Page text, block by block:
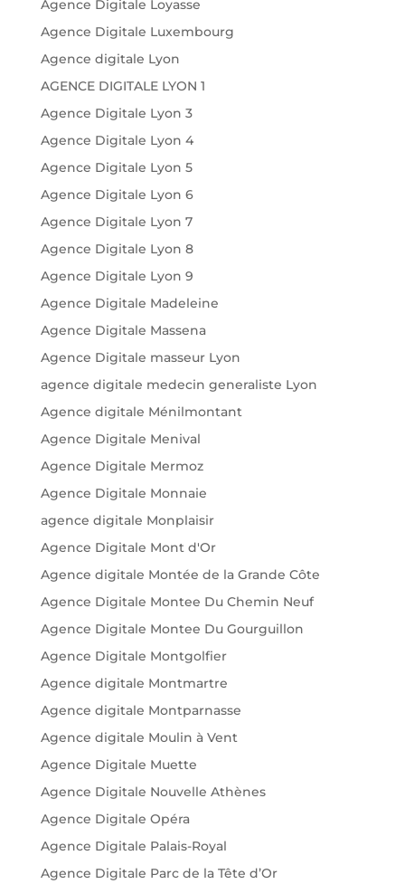
Agence Digitale Loyasse
Agence Digitale Luxembourg
Agence digitale Lyon
AGENCE DIGITALE LYON 1
Agence Digitale Lyon 3
Agence Digitale Lyon 4
Agence Digitale Lyon 5
Agence Digitale Lyon 6
Agence Digitale Lyon 7
Agence Digitale Lyon 8
Agence Digitale Lyon 9
Agence Digitale Madeleine
Agence Digitale Massena
Agence Digitale masseur Lyon
agence digitale medecin generaliste Lyon
Agence digitale Ménilmontant
Agence Digitale Menival
Agence Digitale Mermoz
Agence Digitale Monnaie
agence digitale Monplaisir
Agence Digitale Mont d'Or
Agence digitale Montée de la Grande Côte
Agence Digitale Montee Du Chemin Neuf
Agence Digitale Montee Du Gourguillon
Agence Digitale Montgolfier
Agence digitale Montmartre
Agence digitale Montparnasse
Agence digitale Moulin à Vent
Agence Digitale Muette
Agence Digitale Nouvelle Athènes
Agence Digitale Opéra
Agence Digitale Palais-Royal
Agence Digitale Parc de la Tête d’Or